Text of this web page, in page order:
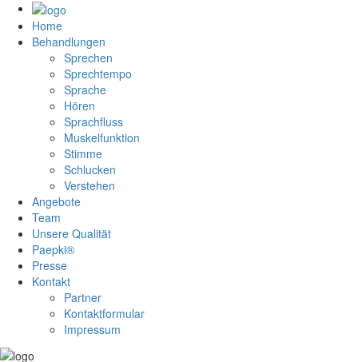
Home
Behandlungen
Sprechen
Sprechtempo
Sprache
Hören
Sprachfluss
Muskelfunktion
Stimme
Schlucken
Verstehen
Angebote
Team
Unsere Qualität
Paepki®
Presse
Kontakt
Partner
Kontaktformular
Impressum